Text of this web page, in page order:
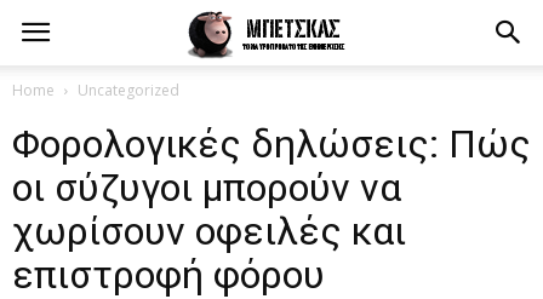
Home Uncategorized
Φορολογικές δηλώσεις: Πώς
οι σύζυγοι μπορούν να
χωρίσουν οφειλές και
επιστροφή φόρου